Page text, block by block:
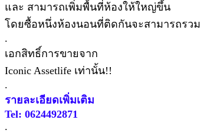
และ สามารถเพิ่มพื้นที่ห้องให้ใหญ่ขึ้น
โดยซื้อหนึ่งห้องนอนที่ติดกันจะสามารถรว
.
เอกสิทธิ์การขายจาก
Iconic Assetlife เท่านั้น!!
.
รายละเอียดเพิ่มเติม
Tel: 0624492871
.